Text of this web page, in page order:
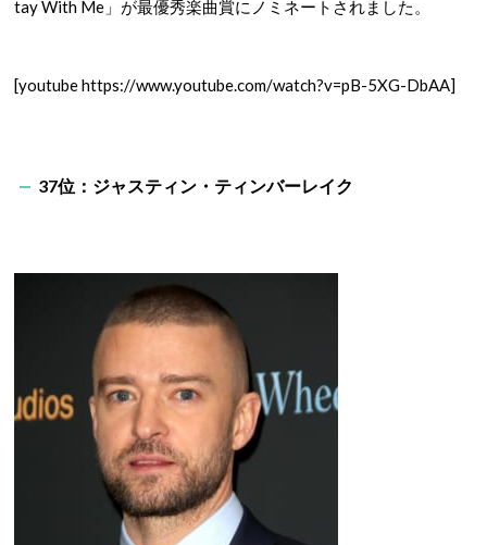
tay With Me」が最優秀楽曲賞にノミネートされました。
[youtube https://www.youtube.com/watch?v=pB-5XG-DbAA]
37位：ジャスティン・ティンバーレイク